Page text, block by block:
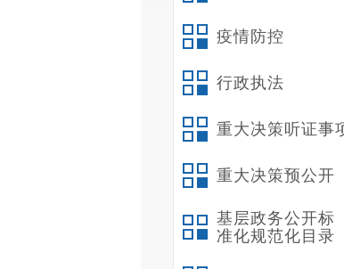
疫情防控
行政执法
重大决策听证事
重大决策预公开
基层政务公开标
准化规范化目录